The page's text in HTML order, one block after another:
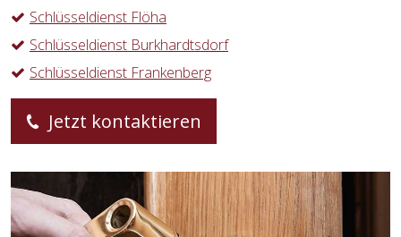
Schlüsseldienst Flöha
Schlüsseldienst Burkhardtsdorf
Schlüsseldienst Frankenberg
Jetzt kontaktieren